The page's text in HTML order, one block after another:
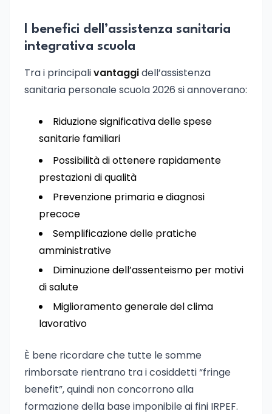
I benefici dell’assistenza sanitaria
integrativa scuola
Tra i principalivantaggidell’assistenza
sanitaria personale scuola 2026 si annoverano:
Riduzione significativa delle spese
sanitarie familiari
Possibilità di ottenere rapidamente
prestazioni di qualità
Prevenzione primaria e diagnosi
precoce
Semplificazione delle pratiche
amministrative
Diminuzione dell’assenteismo per motivi
di salute
Miglioramento generale del clima
lavorativo
È bene ricordare che tutte le somme
rimborsate rientrano tra i cosiddetti “fringe
benefit”, quindi non concorrono alla
formazione della base imponibile ai fini IRPEF.